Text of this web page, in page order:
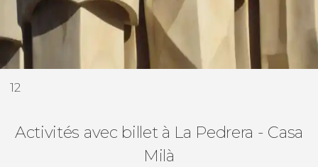
12
Activités avec billet à La Pedrera - Casa
Milà